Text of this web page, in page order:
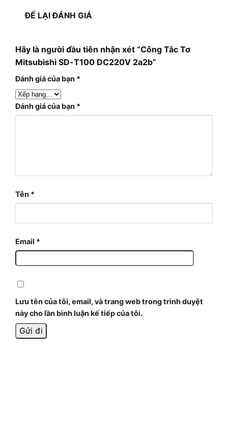
ĐỂ LẠI ĐÁNH GIÁ
Hãy là người đầu tiên nhận xét “Công Tắc Tơ
Mitsubishi SD-T100 DC220V 2a2b”
Đánh giá của bạn *
Đánh giá của bạn *
Tên *
Email *
Lưu tên của tôi, email, và trang web trong trình duyệt
này cho lần bình luận kế tiếp của tôi.